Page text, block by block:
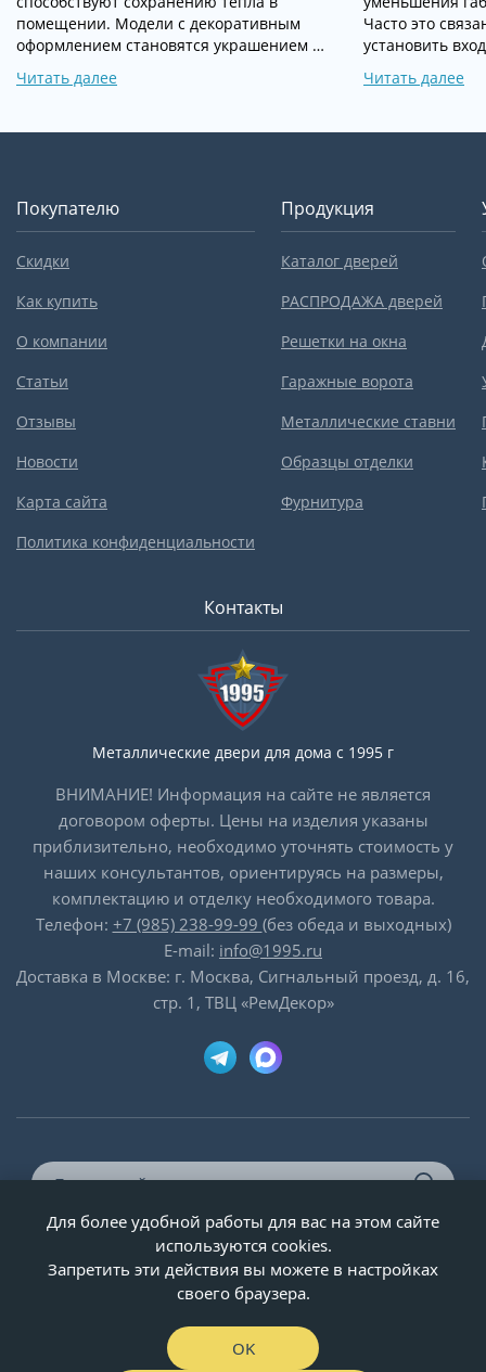
помещении. Модели с декоративным
оформлением становятся украшением …
Читать далее
Часто это
установить
Читать далее
Покупателю
Скидки
Как купить
О компании
Статьи
Отзывы
Новости
Карта сайта
Политика конфиденциальности
Продукция
Каталог дверей
РАСПРОДАЖА дверей
Решетки на окна
Гаражные ворота
Металлические ставни
Образцы отделки
Фурнитура
Контакты
Металлические двери для дома с 1995 г
ВНИМАНИЕ! Информация на сайте не является
договором оферты. Цены на изделия указаны
приблизительно, необходимо уточнять стоимость у
наших консультантов, ориентируясь на размеры,
комплектацию и отделку необходимого товара.
Телефон: +7 (985) 238-99-99 (без обеда и выходных)
E-mail: info@1995.ru
Доставка в Москве: г. Москва, Сигнальный проезд, д. 16,
стр. 1, ТВЦ «РемДекор»
© ООО «Двери-и-точка», ИНН 5020092947, 1995-2026 г.
Для более удобной работы для вас на этом сайте
используются cookies.
Запретить эти действия вы можете в настройках
своего браузера.
OK